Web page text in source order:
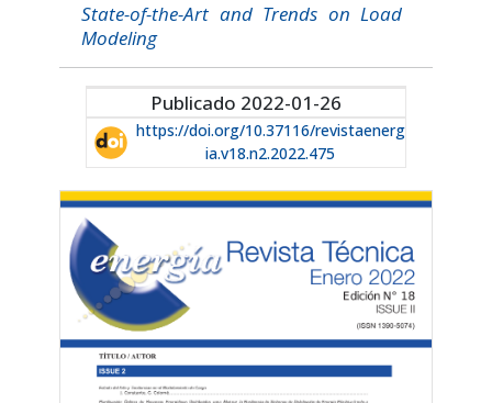
State-of-the-Art and Trends on Load
Modeling
Publicado 2022-01-26
https://doi.org/10.37116/revistaenerg
ia.v18.n2.2022.475